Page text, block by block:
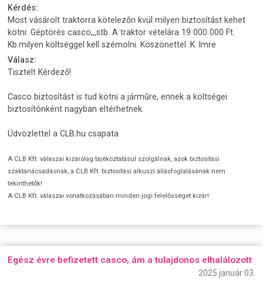
Kérdés:
Most vásárolt traktorra kötelezőn kvül milyen biztosítást kehet
kötni. Géptörés casco,,,stb. A traktor vételára 19 000 000 Ft.
Kb.milyen költséggel kell szémolni. Köszönettel :K. Imre
Válasz:
Tisztelt Kérdező!
Casco biztosítást is tud kötni a járműre, ennek a költségei
biztosítónként nagyban eltérhetnek.
Üdvözlettel a CLB.hu csapata
A CLB Kft. válaszai kizárólag tájékoztatásul szolgálnak, azok biztosítási
szaktanácsadásnak, a CLB Kft. biztosítási alkuszi állásfoglalásának nem
tekinthetők!
A CLB Kft. válaszai vonatkozásában minden jogi felelősséget kizár!
Egész évre befizetett casco, ám a tulajdonos elhalálozott
2025 január 03.